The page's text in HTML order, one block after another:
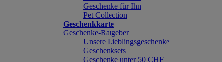
Geschenke für Ihn
Pet Collection
Geschenkkarte
Geschenke-Ratgeber
Unsere Lieblingsgeschenke
Geschenksets
Geschenke unter 50 CHF